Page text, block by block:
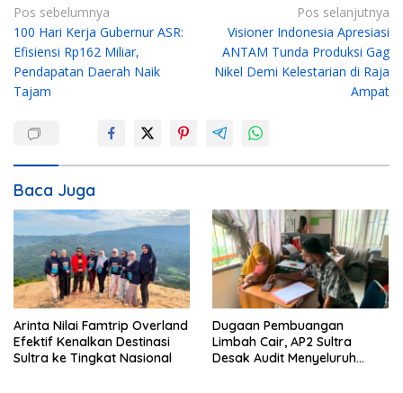
N
a
v
i
s
i
p
o
s
Pos sebelumnya
100 Hari Kerja Gubernur ASR:
Efisiensi Rp162 Miliar,
Pendapatan Daerah Naik
Tajam
Pos selanjutnya
Visioner Indonesia Apresiasi
ANTAM Tunda Produksi Gag
Nikel Demi Kelestarian di Raja
Ampat
Baca Juga
Arinta Nilai Famtrip Overland
Efektif Kenalkan Destinasi
Sultra ke Tingkat Nasional
Dugaan Pembuangan
Limbah Cair, AP2 Sultra
Desak Audit Menyeluruh